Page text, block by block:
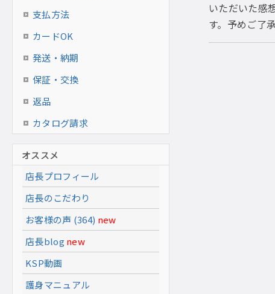
いただいた感
す。予めご了
支払方法
カードOK
発送・納期
保証・交換
返品
カタログ請求
オススメ
店長プロフィール
店長のこだわり
お客様の声 (364) new
店長blog new
KSP動画
護身マニュアル